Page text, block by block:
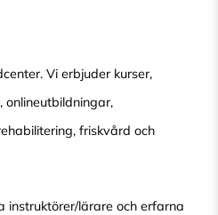
Vi erbjuder kurser,
onlineutbildningar,
friskvård och
lärare och erfarna